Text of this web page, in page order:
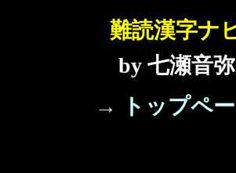
難読漢字ナ
by 七瀬音弥
→ トップペ